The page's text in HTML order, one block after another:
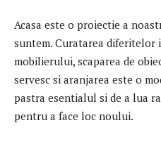
Acasa este o proiectie a
suntem. Curatarea diferitelor
mobilierului, scaparea de
servesc si aranjarea este o
pastra esentialul si de a lua
pentru a face loc noului.